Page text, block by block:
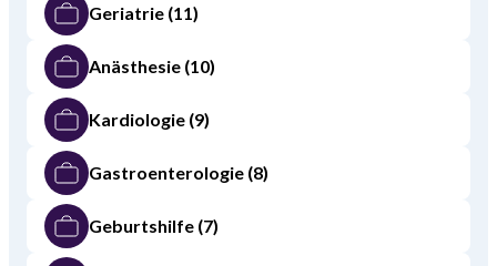
Geriatrie (11)
Anästhesie (10)
Kardiologie (9)
Gastroenterologie (8)
Geburtshilfe (7)